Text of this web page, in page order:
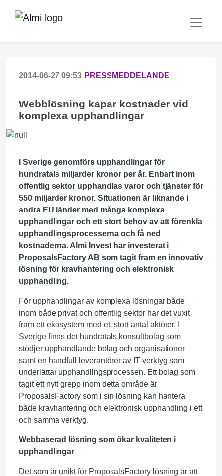
2014-06-27 09:53 PRESSMEDDELANDE
Webblösning kapar kostnader vid
komplexa upphandlingar
I Sverige genomförs upphandlingar för
hundratals miljarder kronor per år. Enbart inom
offentlig sektor upphandlas varor och tjänster för
550 miljarder kronor. Situationen är liknande i
andra EU länder med många komplexa
upphandlingar och ett stort behov av att förenkla
upphandlingsprocesserna och få ned
kostnaderna. Almi Invest har investerat i
ProposalsFactory AB som tagit fram en innovativ
lösning för kravhantering och elektronisk
upphandling.
För upphandlingar av komplexa lösningar både
inom både privat och offentlig sektor har det vuxit
fram ett ekosystem med ett stort antal aktörer. I
Sverige finns det hundratals konsultbolag som
stödjer upphandlande bolag och organisationer
samt en handfull leverantörer av IT-verktyg som
underlättar upphandlingsprocessen. Ett bolag som
tagit ett nytt grepp inom detta område är
ProposalsFactory som i sin lösning kan hantera
både kravhantering och elektronisk upphandling i ett
och samma verktyg.
Webbaserad lösning som ökar kvaliteten i
upphandlingar
Det som är unikt för ProposalsFactory lösning är att